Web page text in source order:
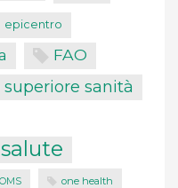
epicentro
FAO
sanità
OMS one health